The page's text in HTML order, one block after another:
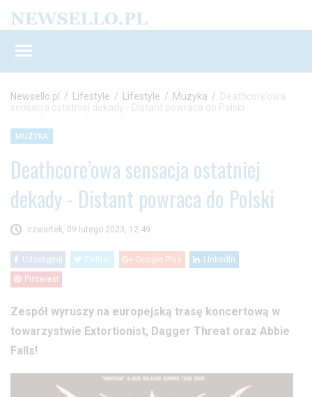
Newsello.pl / Lifestyle / Lifestyle / Muzyka / Deathcore’owa
sensacja ostatniej dekady - Distant powraca do Polski
MUZYKA
Deathcore’owa sensacja ostatniej
dekady - Distant powraca do Polski
czwartek, 09 lutego 2023, 12:49
Udostępnij Twitter Google Plus LinkedIn
Pinterest
Zespół wyruszy na europejską trasę koncertową w
towarzystwie Extortionist, Dagger Threat oraz Abbie
Falls!